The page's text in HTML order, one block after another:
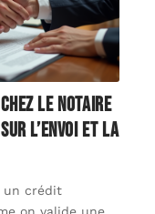
le notaire
l’envoi et la
un crédit